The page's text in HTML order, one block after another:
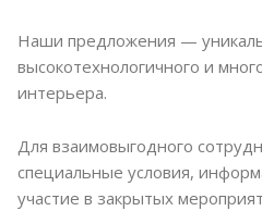
Наши предложения —
высокотехнологичного и
интерьера.
Для взаимовыгодного
специальные условия,
участие в закрытых